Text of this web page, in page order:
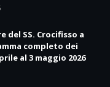
del SS. Crocifisso a
completo dei
al 3 maggio 2026